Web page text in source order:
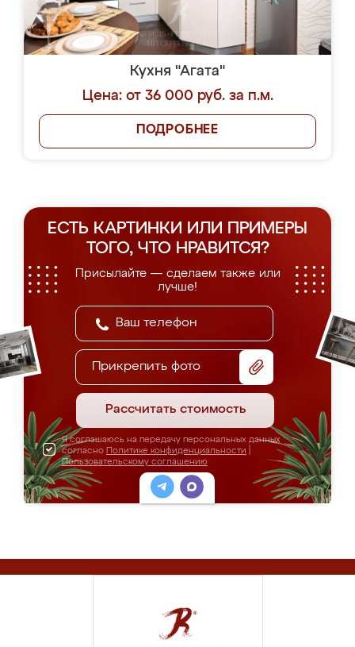
Кухня "Агата"
Цена: от 36 000 руб. за п.м.
ПОДРОБНЕЕ
ЕСТЬ КАРТИНКИ ИЛИ ПРИМЕРЫ
ТОГО, ЧТО НРАВИТСЯ?
Присылайте — сделаем также или
лучше!
Прикрепить фото
Рассчитать стоимость
Я соглашаюсь на передачу персональных данных
согласно Политике конфиденциальности
Пользовательскому соглашению